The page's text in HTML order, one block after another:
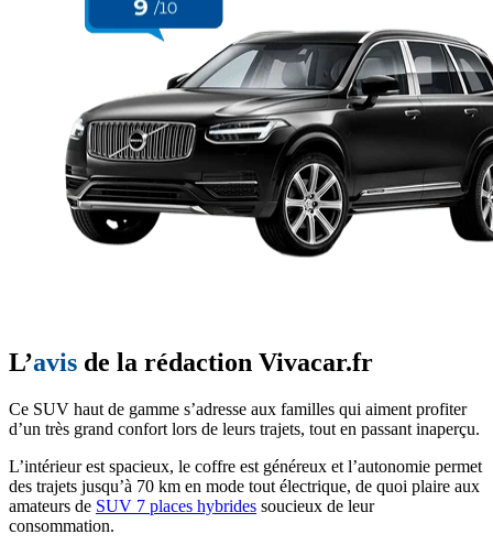
L’avis de la rédaction Vivacar.fr
Ce SUV haut de gamme s’adresse aux familles qui aiment profiter
d’un très grand confort lors de leurs trajets, tout en passant inaperçu.
L’intérieur est spacieux, le coffre est généreux et l’autonomie permet
des trajets jusqu’à 70 km en mode tout électrique, de quoi plaire aux
amateurs de SUV 7 places hybrides soucieux de leur
consommation.